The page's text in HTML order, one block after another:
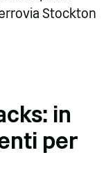
Stockton
in
per